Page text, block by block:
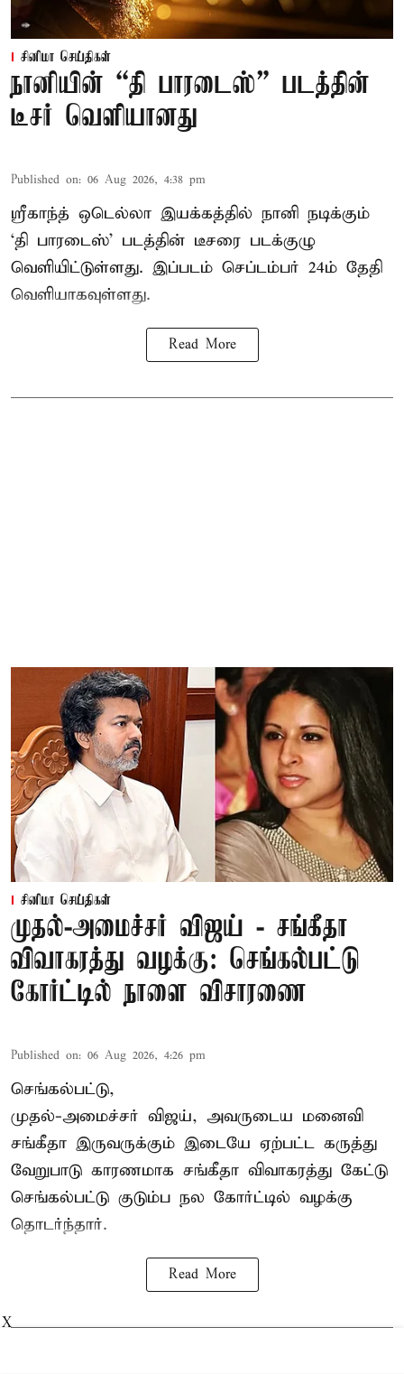
சினிமா செய்திகள்
நானியின் “தி பாரடைஸ்” படத்தின்
டீசர் வெளியானது
Published on: 06 Aug 2026, 4:38 pm
ஸ்ரீகாந்த் ஒடெல்லா இயக்கத்தில் நானி நடிக்கும்
‘தி பாரடைஸ்’ படத்தின் டீசரை படக்குழு
வெளியிட்டுள்ளது. இப்படம் செப்டம்பர் 24ம் தேதி
வெளியாகவுள்ளது.
Read More
சினிமா செய்திகள்
முதல்-அமைச்சர் விஜய் - சங்கீதா
விவாகரத்து வழக்கு: செங்கல்பட்டு
கோர்ட்டில் நாளை விசாரணை
Published on: 06 Aug 2026, 4:26 pm
செங்கல்பட்டு,
முதல்-அமைச்சர் விஜய், அவருடைய மனைவி
சங்கீதா இருவருக்கும் இடையே ஏற்பட்ட கருத்து
வேறுபாடு காரணமாக சங்கீதா விவாகரத்து கேட்டு
செங்கல்பட்டு குடும்ப நல கோர்ட்டில் வழக்கு
தொடர்ந்தார்.
Read More
X